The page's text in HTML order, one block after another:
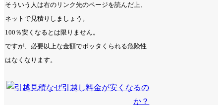
そういう人は右のリンク先のページを読んだ上、
ネットで見積りしましょう。
100％安くなるとは限りません。
ですが、必要以上な金額でボッタくられる危険性
はなくなります。
なぜ引越し料金が安くなるの
か？